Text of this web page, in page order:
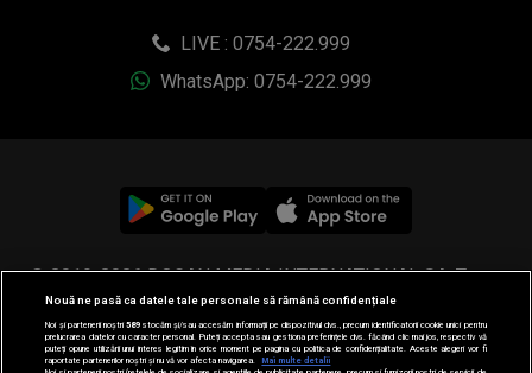
LIVE : 0754-222.999
WhatsApp: 0754-222.999
© 2019-2026 DOGAN MEDIA INTERNATIONAL SA, Toate
drepturile rezervate.
Nouă ne pasă ca datele tale personale să rămână confidențiale
Noi și partenerii noștri589stocăm și/sau accesăm informații pe dispozitivul dvs., precum identificatorii cookie unici pentru
prelucrarea datelor cu caracter personal. Puteți accepta sau gestiona preferințele dvs. făcând clic mai jos, respectiv vă
puteți opune utilizării unui interes legitim în orice moment pe pagina cu politica de confidențialitate. Aceste alegeri vor fi
raportate partenerilor noștri și nu vă vor afecta navigarea.
Mai multe detalii